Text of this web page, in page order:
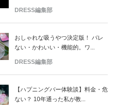
DRESS編集部
おしゃれな吸うやつ決定版！ バレ
ない・かわいい・機能的。ワ...
DRESS編集部
【ハプニングバー体験談】料金・危
ない？ 10年通った私が教...